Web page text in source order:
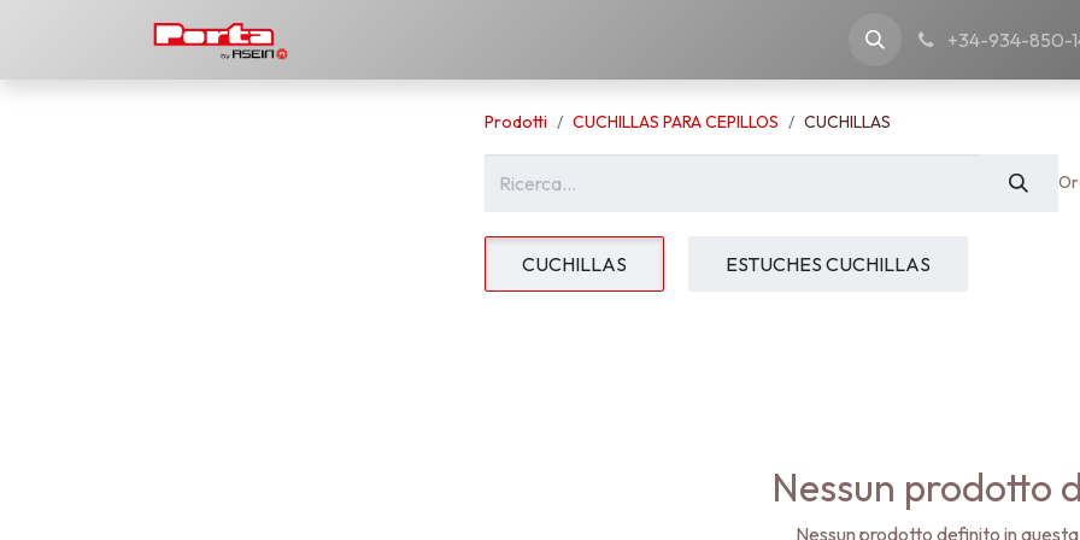
+34-934-850-
Prodotti CUCHILLAS PARA CEPILLOS CUCHILLAS
CUCHILLAS ESTUCHES CUCHILLAS
Nessun prodotto
Nessun prodotto definito in